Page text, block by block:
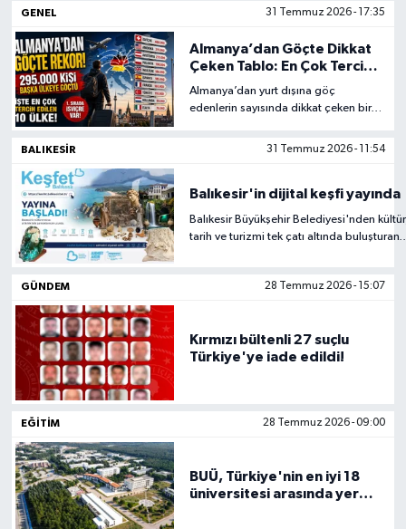
Garaçoğlu, düzenlenen cenaze
GENEL 31 Temmuz 2026 - 17:35
Almanya’dan Göçte Dikkat
Çeken Tablo: En Çok Tercih
Edilen Ülkeler Açıklandı
Almanya’dan yurt dışına göç
edenlerin sayısında dikkat çeken bir
göre, son yıllarda Almanya’dan başka
BALIKESIR 31 Temmuz 2026 - 11:54
Balıkesir'in dijital keşfi yayında
Balıkesir Büyükşehir Belediyesi'nden
tarih ve turizmi tek çatı altında buluşturan
GÜNDEM 28 Temmuz 2026 - 15:07
Kırmızı bültenli 27 suçlu
Türkiye'ye iade edildi!
EĞITIM 28 Temmuz 2026 - 09:00
BUÜ, Türkiye'nin en iyi 18
üniversitesi arasında yer